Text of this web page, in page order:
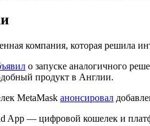
компания, которая решила
о запуске аналогичного
продукт в Англии.
MetaMask анонсировал
App — цифровой кошелек и